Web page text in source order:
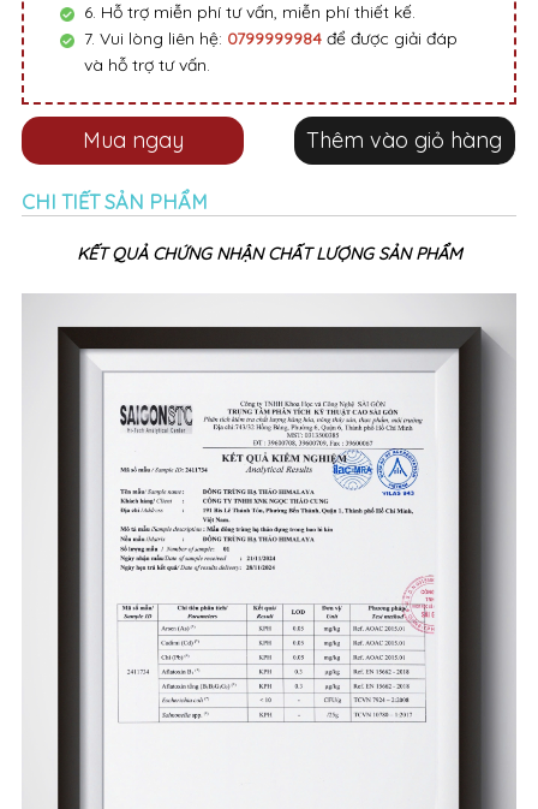
6. Hỗ trợ miễn phí tư vấn, miễn phí thiết kế.
7. Vui lòng liên hệ: 0799999984 để được giải đáp
và hỗ trợ tư vấn.
Thêm vào giỏ hàng
Mua ngay
CHI TIẾT SẢN PHẨM
KẾT QUẢ CHỨNG NHẬN CHẤT LƯỢNG SẢN PHẨM